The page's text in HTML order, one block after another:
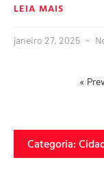
LEIA MAIS
janeiro 27, 2025
«
Categoria: